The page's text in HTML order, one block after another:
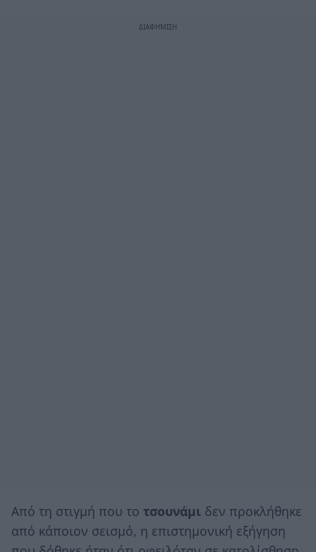
Από τη στιγμή που το τσουνάμι δεν προκλήθηκε
από κάποιον σεισμό, η επιστημονική εξήγηση